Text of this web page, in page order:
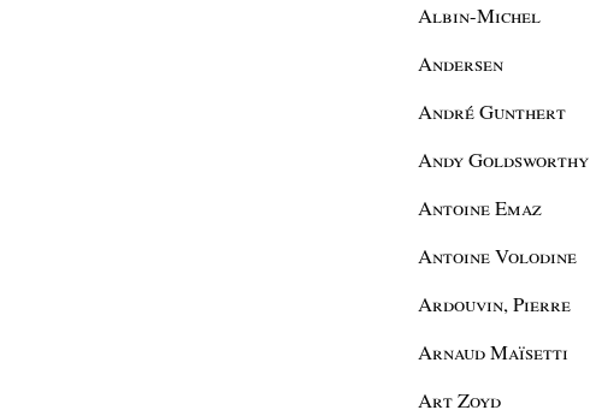
Albin-Michel
Andersen
André Gunthert
Andy Goldsworthy
Antoine Emaz
Antoine Volodine
Ardouvin, Pierre
Arnaud Maïsetti
Art Zoyd